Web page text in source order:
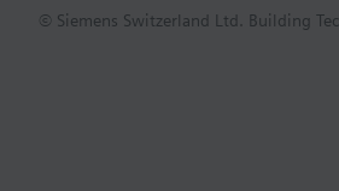
© Siemens Switzerland Ltd. Building